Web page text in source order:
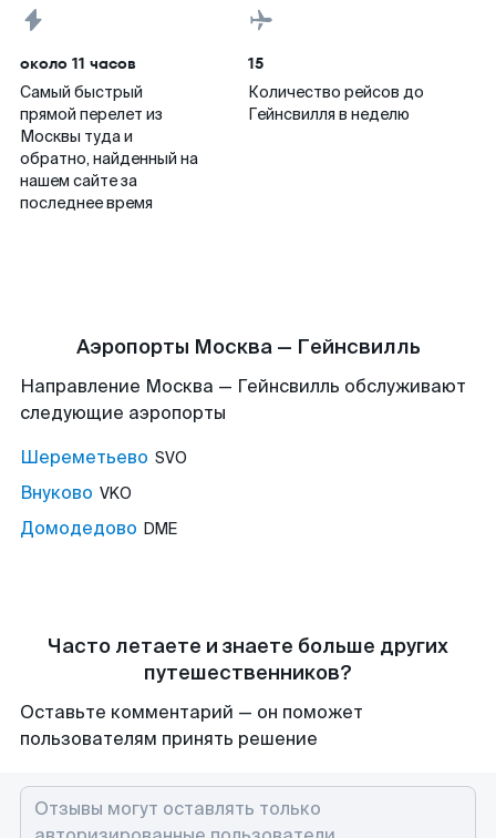
около 11 часов
Самый быстрый
прямой перелет из
Москвы туда и
обратно, найденный на
нашем сайте за
последнее время
15
Количество рейсов до
Гейнсвилля в неделю
Аэропорты Москва — Гейнсвилль
Направление Москва — Гейнсвилль обслуживают
следующие аэропорты
Шереметьево SVO
Внуково VKO
Домодедово DME
Часто летаете и знаете больше других
путешественников?
Оставьте комментарий — он поможет
пользователям принять решение